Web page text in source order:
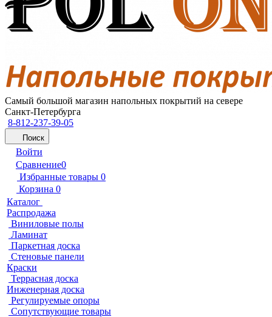
Самый большой магазин напольных покрытий на севере
Санкт-Петербурга
8-812-237-39-05
Поиск
Войти
Сравнение0
Избранные товары 0
Корзина 0
Каталог
Распродажа
Виниловые полы
Ламинат
Паркетная доска
Стеновые панели
Краски
Террасная доска
Инженерная доска
Регулируемые опоры
Сопутствующие товары